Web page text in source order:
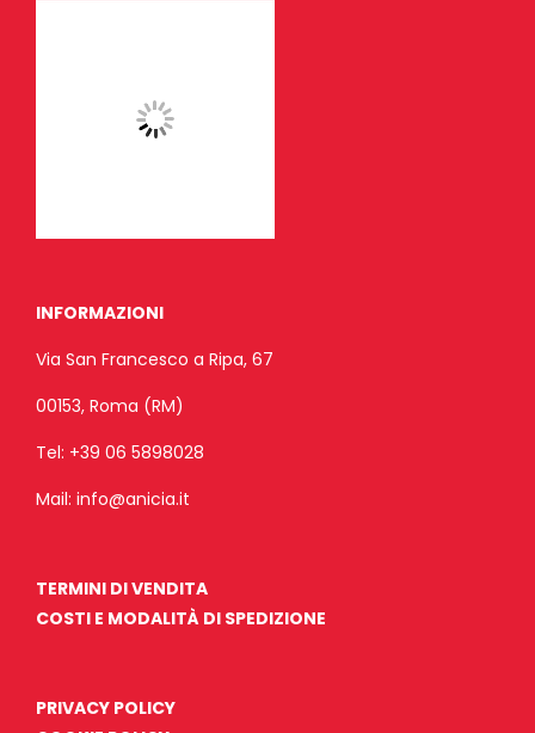
INFORMAZIONI
Via San Francesco a Ripa, 67
00153, Roma (RM)
Tel: +39 06 5898028
Mail: info@anicia.it
TERMINI DI VENDITA
COSTI E MODALITÀ DI SPEDIZIONE
PRIVACY POLICY